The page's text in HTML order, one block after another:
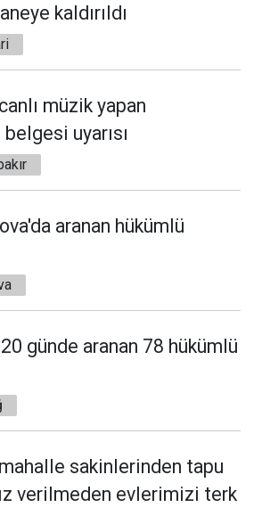
kaldırıldı
müzik yapan
uyarısı
aranan hükümlü
günde aranan 78 hükümlü
sakinlerinden tapu
verilmeden evlerimizi terk